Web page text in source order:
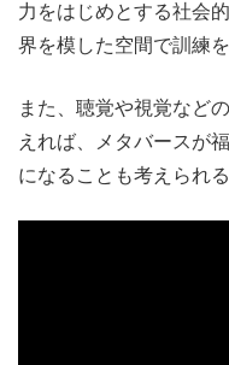
力をはじめとする社会
界を模した空間で訓練
また、聴覚や視覚など
えれば、メタバースが
になることも考えられる